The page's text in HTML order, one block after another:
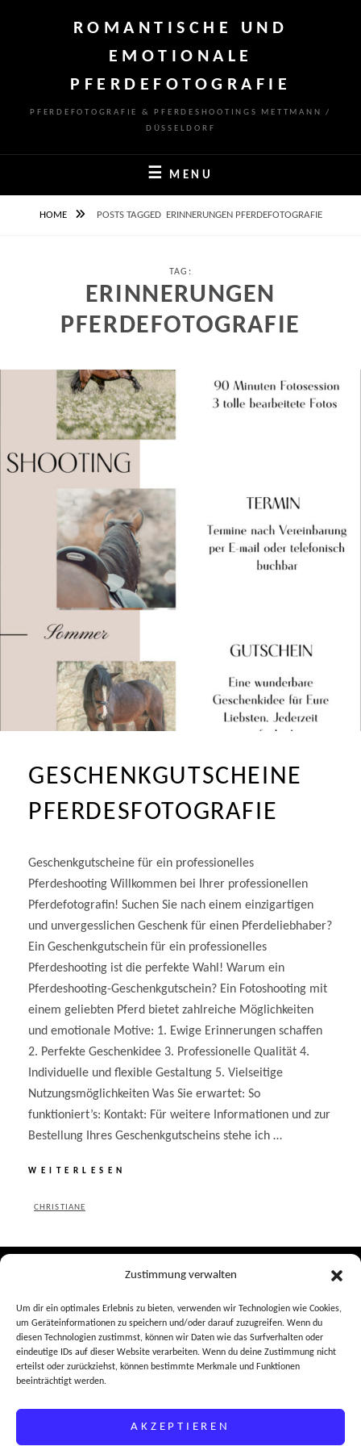
Zustimmung verwalten
Um dir ein optimales Erlebnis zu bieten, verwenden wir Technologien wie Cookies,
um Geräteinformationen zu speichern und/oder darauf zuzugreifen. Wenn du
diesen Technologien zustimmst, können wir Daten wie das Surfverhalten oder
eindeutige IDs auf dieser Website verarbeiten. Wenn du deine Zustimmung nicht
erteilst oder zurückziehst, können bestimmte Merkmale und Funktionen
beeinträchtigt werden.
AKZEPTIEREN
ROMANTISCHE UND
EMOTIONALE
PFERDEFOTOGRAFIE
PFERDEFOTOGRAFIE & PFERDESHOOTINGS METTMANN /
DÜSSELDORF
MENU
HOME POSTS TAGGED ERINNERUNGEN PFERDEFOTOGRAFIE
TAG:
ERINNERUNGEN
PFERDEFOTOGRAFIE
GESCHENKGUTSCHEINE
PFERDESFOTOGRAFIE
Geschenkgutscheine für ein professionelles
Pferdeshooting Willkommen bei Ihrer professionellen
Pferdefotografin! Suchen Sie nach einem einzigartigen
und unvergesslichen Geschenk für einen Pferdeliebhaber?
Ein Geschenkgutschein für ein professionelles
Pferdeshooting ist die perfekte Wahl! Warum ein
Pferdeshooting-Geschenkgutschein? Ein Fotoshooting mit
einem geliebten Pferd bietet zahlreiche Möglichkeiten
und emotionale Motive: 1. Ewige Erinnerungen schaffen
2. Perfekte Geschenkidee 3. Professionelle Qualität 4.
Individuelle und flexible Gestaltung 5. Vielseitige
Nutzungsmöglichkeiten Was Sie erwartet: So
funktioniert’s: Kontakt: Für weitere Informationen und zur
Bestellung Ihres Geschenkgutscheins stehe ich …
WEITERLESEN
BY
CHRISTIANE
Datenschutz
FAQ